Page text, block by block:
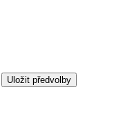
Uložit předvolby